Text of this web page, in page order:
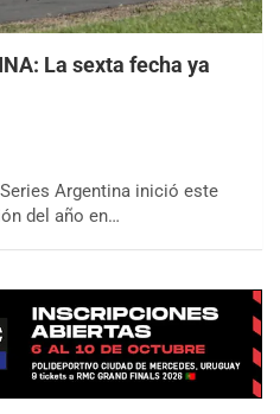
La sexta fecha ya
Argentina inició este
del año en…